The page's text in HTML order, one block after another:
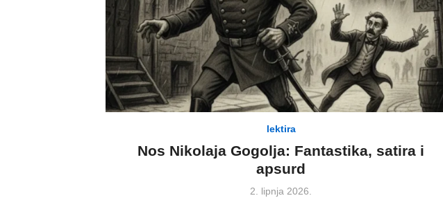
lektira
Nos Nikolaja Gogolja: Fantastika, satira i
apsurd
Posted
2. lipnja 2026.